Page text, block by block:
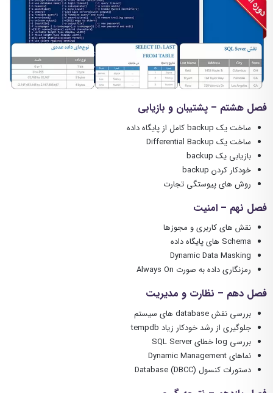
فصل هشتم – پشتیبان و بازیابی
ساخت یک backup کامل از پایگاه داده
ساخت یک Differential Backup
بازیابی یک backup
خودکار کردن backup
روش های پیوستگی تجارت
فصل نهم – امنیت
نقش های کاربری و مجوزها
Schema های پایگاه داده
Dynamic Data Masking
رمزنگاری داده به صورت Always On
فصل دهم – نظارت و مدیریت
بررسی نقش database های سیستم
جلوگیری از رشد خودکار زیاد tempdb
بررسی log خطای SQL Server
نماهای Dynamic Management
دستورات کنسول (Database (DBCC